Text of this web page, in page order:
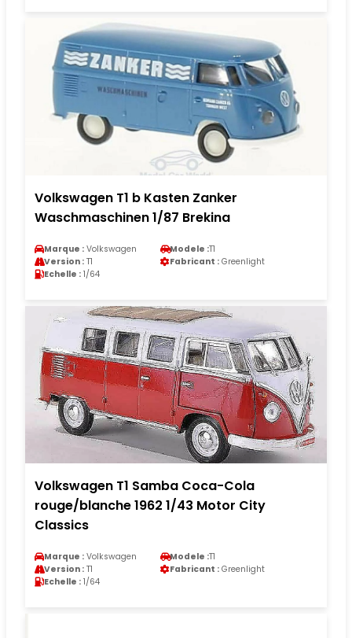
Volkswagen T1 b Kasten Zanker
Waschmaschinen 1/87 Brekina
Marque : Volkswagen Modele :T1
Version : T1 Fabricant : Greenlight
Echelle : 1/64
Volkswagen T1 Samba Coca-Cola
rouge/blanche 1962 1/43 Motor City
Classics
Marque : Volkswagen Modele :T1
Version : T1 Fabricant : Greenlight
Echelle : 1/64